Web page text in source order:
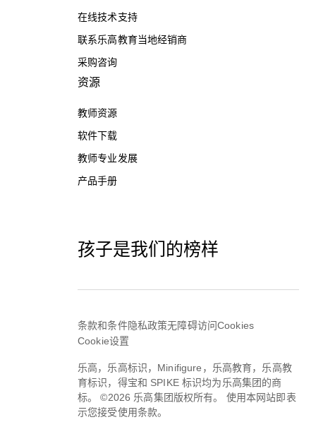
在线技术支持
联系乐高教育当地经销商
采购咨询
资源
教师资源
软件下载
教师专业发展
产品手册
孩子是我们的榜样
条款和条件隐私政策无障碍访问Cookies
Cookie设置
乐高，乐高标识，Minifigure，乐高教育，乐高教
育标识，得宝和 SPIKE 标识均为乐高集团的商
标。 ©2026 乐高集团版权所有。 使用本网站即表
示您接受使用条款。